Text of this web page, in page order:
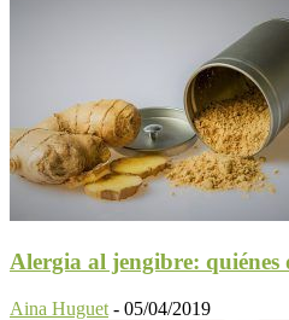
Alergia al jengibre: quiénes
Aina Huguet - 05/04/2019